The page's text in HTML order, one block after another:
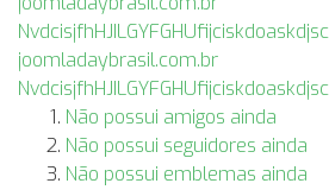
joomladaybrasil.com.br
Não possui amigos ainda
Não possui seguidores ainda
Não possui emblemas ainda